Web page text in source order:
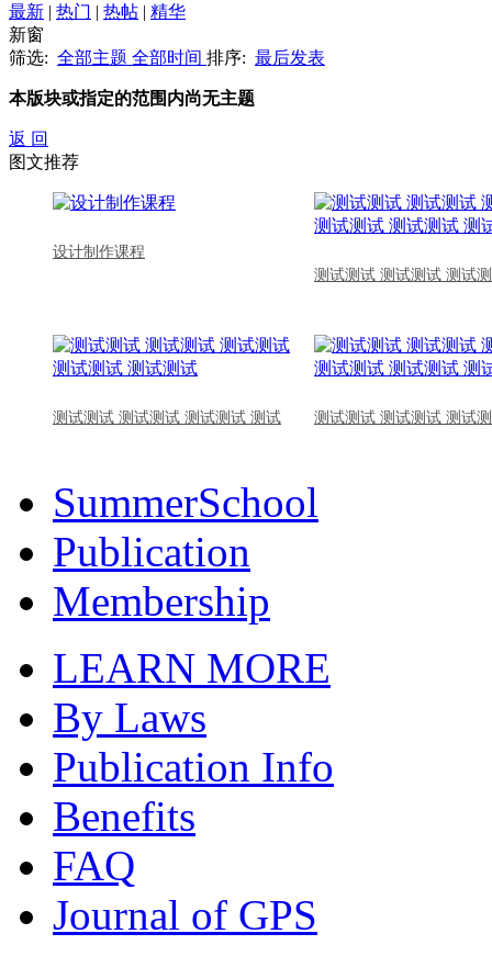
最新 | 热门 | 热帖 | 精华
新窗
筛选: 全部主题 全部时间 排序: 最后发表
本版块或指定的范围内尚无主题
返 回
图文推荐
设计制作课程
测试测试 测试测试 测试
测试测试 测试测试 测试测试 测试 测试测试 测试测试 测试
SummerSchool
Publication
Membership
LEARN MORE
By Laws
Publication Info
Benefits
FAQ
Journal of GPS